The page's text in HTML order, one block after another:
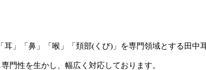
」「鼻」「喉」「頚部(くび)」を専門領域とする田中
門性を生かし、幅広く対応しております。